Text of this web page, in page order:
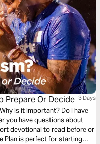
Prepare Or Decide 3 Days
is it important? Do I have
you have questions about
devotional to read before or
Plan is perfect for starting